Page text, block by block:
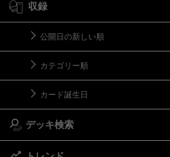
収録
公開日の新しい順
カテゴリー順
カード誕生日
デッキ検索